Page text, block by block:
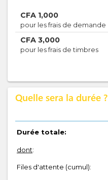
CFA 1,000
pour les frais de demande
CFA 3,000
pour les frais de timbres
Quelle sera la durée ?
Durée totale:
dont:
Files d'attente (cumul):